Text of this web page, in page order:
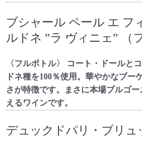
ブシャール ペール エ フ
ルドネ ”ラ ヴィニェ” （
〈フルボトル〉 コート・ドールと
ドネ種を100％使用。華やかなブ
さが特徴です。まさに本場ブルゴ
えるワインです。
デュックドパリ・ブリュ